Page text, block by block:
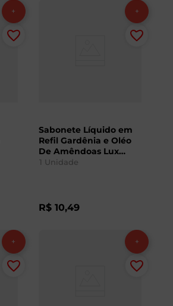
Sabonete Líquido em
Refil Gardênia e Oléo
De Amêndoas Lux
200ml
1 Unidade
R$ 10,49